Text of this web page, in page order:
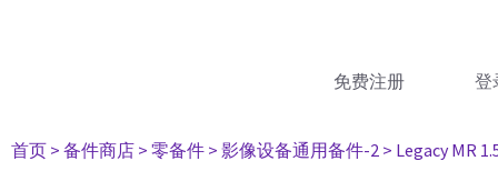
免费注册 登
首页 > 备件商店 > 零备件 > 影像设备通用备件-2 > Legacy MR